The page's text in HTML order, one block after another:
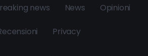
news News Opinioni
Privacy